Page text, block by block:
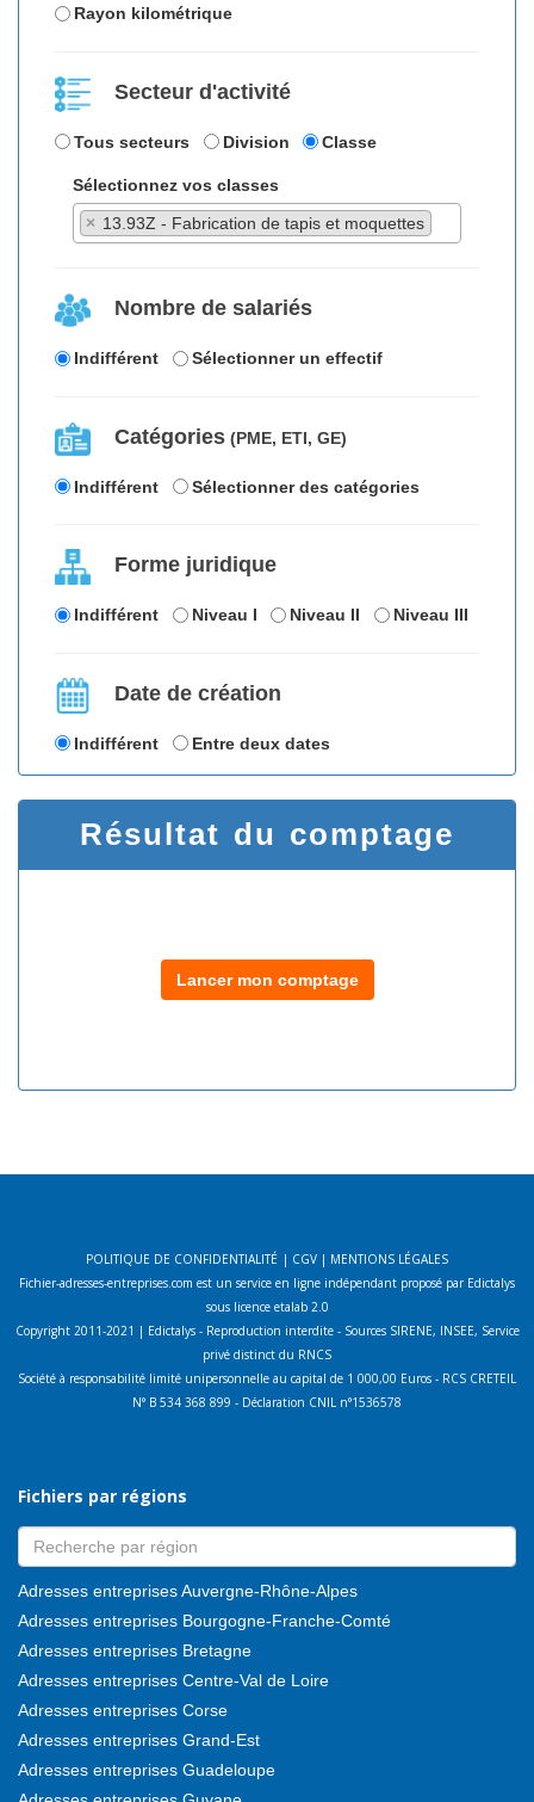
Rayon kilométrique
Secteur d'activité
Tous secteurs Division Classe
Sélectionnez vos classes
× 13.93Z - Fabrication de tapis et moquettes
Nombre de salariés
Indifférent Sélectionner un effectif
Catégories (PME, ETI, GE)
Indifférent Sélectionner des catégories
Forme juridique
Indifférent Niveau I Niveau II Niveau III
Date de création
Indifférent Entre deux dates
Résultat du comptage
Lancer mon comptage
POLITIQUE DE CONFIDENTIALITÉ | CGV | MENTIONS LÉGALES
Fichier-adresses-entreprises.com est un service en ligne indépendant proposé par Edictalys
sous licence etalab 2.0
Copyright 2011-2021 | Edictalys - Reproduction interdite - Sources SIRENE, INSEE, Service
privé distinct du RNCS
Société à responsabilité limité unipersonnelle au capital de 1 000,00 Euros - RCS CRETEIL
N° B 534 368 899 - Déclaration CNIL n°1536578
Fichiers par régions
Adresses entreprises Auvergne-Rhône-Alpes
Adresses entreprises Bourgogne-Franche-Comté
Adresses entreprises Bretagne
Adresses entreprises Centre-Val de Loire
Adresses entreprises Corse
Adresses entreprises Grand-Est
Adresses entreprises Guadeloupe